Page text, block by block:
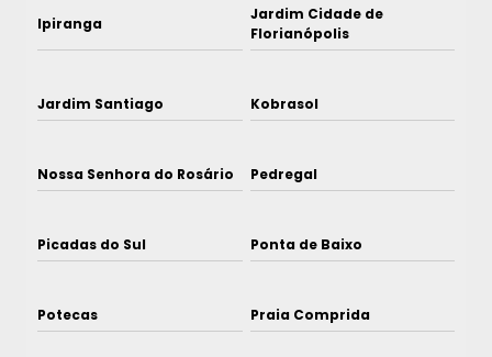
Ipiranga
Jardim Cidade de
Florianópolis
Jardim Santiago Kobrasol
Nossa Senhora do Rosário Pedregal
Picadas do Sul Ponta de Baixo
Potecas Praia Comprida